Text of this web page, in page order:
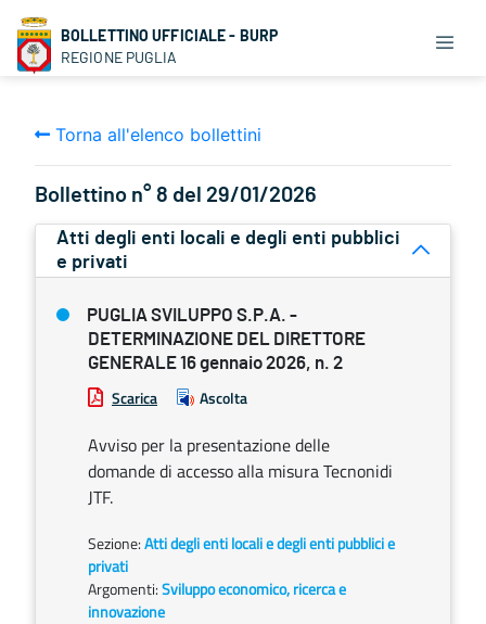
BOLLETTINO UFFICIALE - BURP
REGIONE PUGLIA
Torna all'elenco bollettini
Bollettino n° 8 del 29/01/2026
Atti degli enti locali e degli enti pubblici
e privati
PUGLIA SVILUPPO S.P.A. -
DETERMINAZIONE DEL DIRETTORE
GENERALE 16 gennaio 2026, n. 2
Scarica Ascolta
Avviso per la presentazione delle
domande di accesso alla misura Tecnonidi
JTF.
Sezione:Atti degli enti locali e degli enti pubblici e
privati
Argomenti:Sviluppo economico, ricerca e
innovazione